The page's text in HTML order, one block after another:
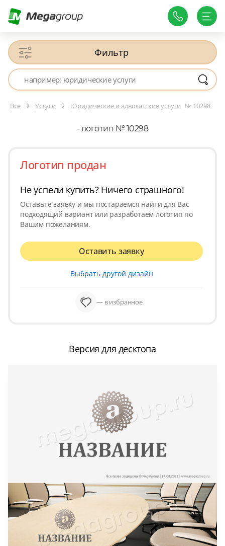
Фильтр
Все Услуги Юридические и адвокатские услуги № 10298
- логотип № 10298
Логотип продан
Не успели купить? Ничего страшного!
Оставьте заявку и мы постараемся найти для Вас
подходящий вариант или разработаем логотип по
Вашим пожеланиям.
Оставить заявку
Выбрать другой дизайн
— в избранное
Версия для десктопа